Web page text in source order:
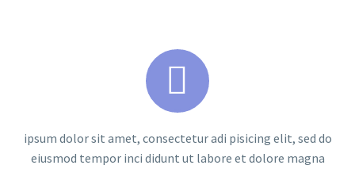


ipsum dolor sit amet, consectetur adi pisicing elit, sed do
eiusmod tempor inci didunt ut labore et dolore magna